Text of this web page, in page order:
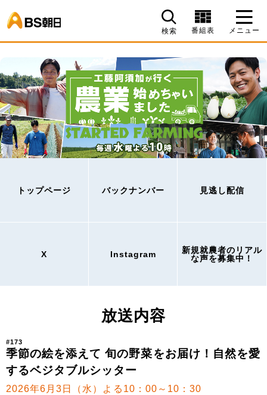
検索 番組表 メニュー
トップページ バックナンバー 見逃し配信
X Instagram
新規就農者のリアル
な声を募集中！
放送内容
#173
季節の絵を添えて 旬の野菜をお届け！自然を愛
するベジタブルシッター
2026年6月3日（水）よる10：00～10：30